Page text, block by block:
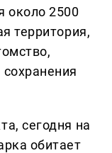
около 2500
территория,
сегодня на
обитает